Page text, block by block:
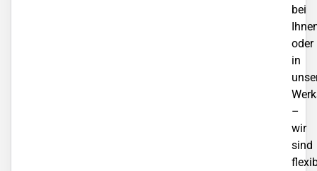
bei
oder
in
–
wir
sind